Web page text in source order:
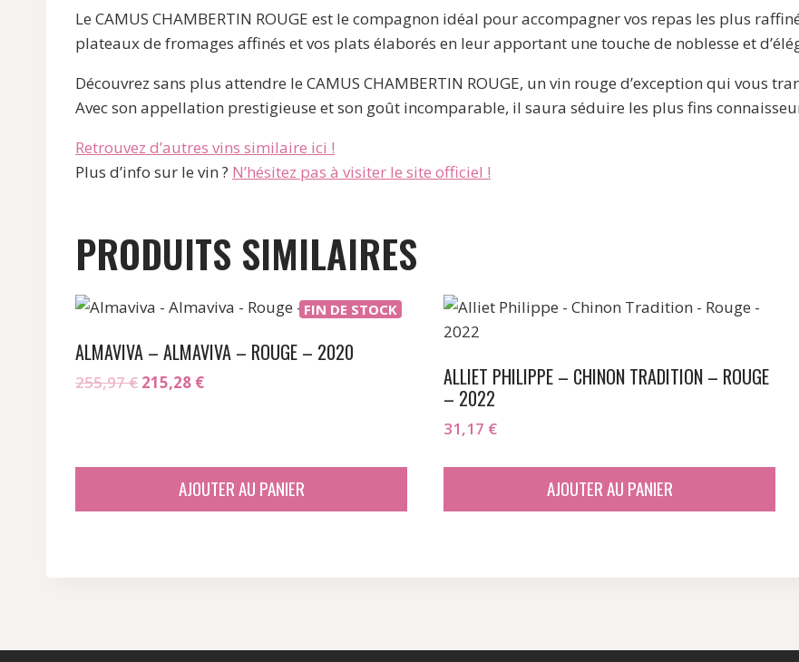
Le CAMUS CHAMBERTIN ROUGE est le compagnon idéal pour accompagner vos repas les plus
plateaux de fromages affinés et vos plats élaborés en leur apportant une touche de noblesse et
Découvrez sans plus attendre le CAMUS CHAMBERTIN ROUGE, un vin rouge d’exception qui vous
Avec son appellation prestigieuse et son goût incomparable, il saura séduire les plus fins
Retrouvez d’autres vins similaire ici !
Plus d’info sur le vin ? N’hésitez pas à visiter le site officiel !
PRODUITS SIMILAIRES
FIN DE STOCK
ALMAVIVA – ALMAVIVA – ROUGE – 2020
255,97€ Le
255,97 €.
215,28 €Le
215,28 €.
AJOUTER AU PANIER
ALLIET PHILIPPE – CHINON TRADITION – ROUGE
– 2022
31,17 €
AJOUTER AU PANIER